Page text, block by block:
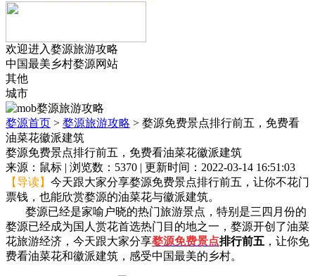
欢迎进入婺源旅游攻略
中国最美乡村婺源网站
其他
城市
婺源首页 > 婺源旅游攻略 > 婺源免费景点排行前五，免费看
油菜花徽派建筑
婺源免费景点排行前五，免费看油菜花徽派建筑
来源：鼠标 | 浏览数：5370 | 更新时间：2022-03-14 16:51:03
【导读】 今天跟大家分享婺源免费景点排行前五，让你不花门
票钱，也能欣赏婺源的油菜花与徽派建筑。
婺源已经是家喻户晓的热门旅游景点，特别是三四月份的
婺源已经成为国人赏花首选热门目的地之一，婺源开创了油菜
花旅游经济，今天跟大家分享婺源免费景点排行前五 ，让你免
费看油菜花和徽派建筑，感受中国最美的乡村。